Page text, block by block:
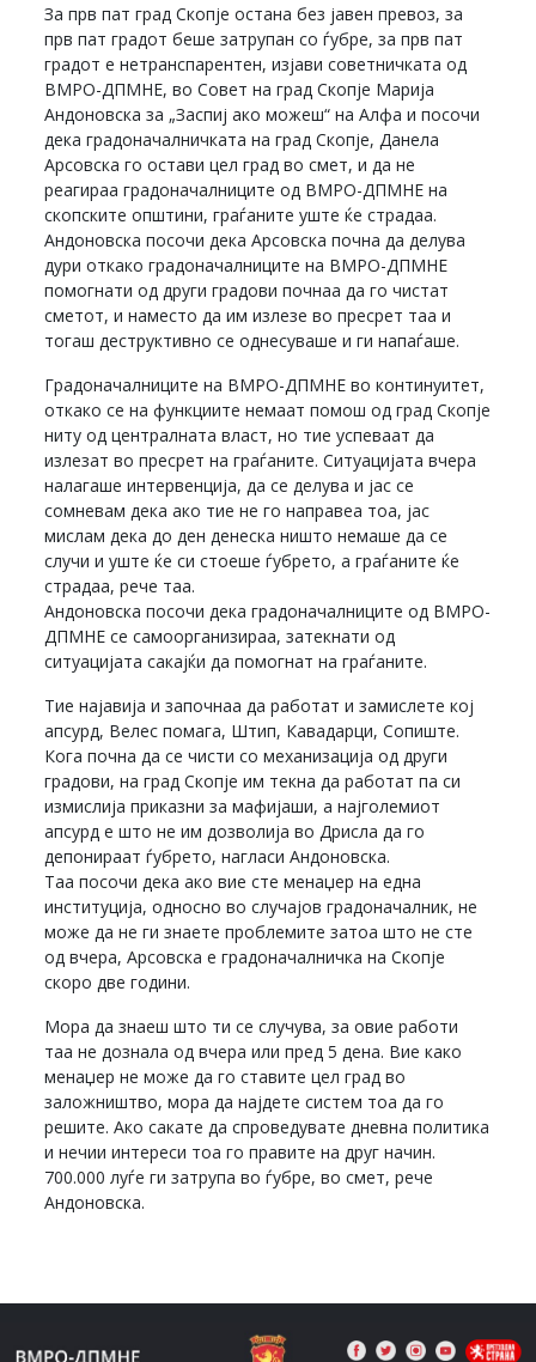
За прв пат град Скопје остана без јавен превоз, за
прв пат градот беше затрупан со ѓубре, за прв пат
градот е нетранспарентен, изјави советничката од
ВМРО-ДПМНЕ, во Совет на град Скопје Марија
Андоновска за „Заспиј ако можеш“ на Алфа и посочи
дека градоначалничката на град Скопје, Данела
Арсовска го остави цел град во смет, и да не
реагираа градоначалниците од ВМРО-ДПМНЕ на
скопските општини, граѓаните уште ќе страдаа.
Андоновска посочи дека Арсовска почна да делува
дури откако градоначалниците на ВМРО-ДПМНЕ
помогнати од други градови почнаа да го чистат
сметот, и наместо да им излезе во пресрет таа и
тогаш деструктивно се однесуваше и ги напаѓаше.
Градоначалниците на ВМРО-ДПМНЕ во континуитет,
откако се на функциите немаат помош од град Скопје
ниту од централната власт, но тие успеваат да
излезат во пресрет на граѓаните. Ситуацијата вчера
налагаше интервенција, да се делува и јас се
сомневам дека ако тие не го направеа тоа, јас
мислам дека до ден денеска ништо немаше да се
случи и уште ќе си стоеше ѓубрето, а граѓаните ќе
страдаа, рече таа.
Андоновска посочи дека градоначалниците од ВМРО-
ДПМНЕ се самоорганизираа, затекнати од
ситуацијата сакајќи да помогнат на граѓаните.
Тие најавија и започнаа да работат и замислете кој
апсурд, Велес помага, Штип, Кавадарци, Сопиште.
Кога почна да се чисти со механизација од други
градови, на град Скопје им текна да работат па си
измислија приказни за мафијаши, а најголемиот
апсурд е што не им дозволија во Дрисла да го
депонираат ѓубрето, нагласи Андоновска.
Таа посочи дека ако вие сте менаџер на една
институција, односно во случајов градоначалник, не
може да не ги знаете проблемите затоа што не сте
од вчера, Арсовска е градоначалничка на Скопје
скоро две години.
Мора да знаеш што ти се случува, за овие работи
таа не дознала од вчера или пред 5 дена. Вие како
менаџер не може да го ставите цел град во
заложништво, мора да најдете систем тоа да го
решите. Ако сакате да спроведувате дневна политика
и нечии интереси тоа го правите на друг начин.
700.000 луѓе ги затрупа во ѓубре, во смет, рече
Андоновска.